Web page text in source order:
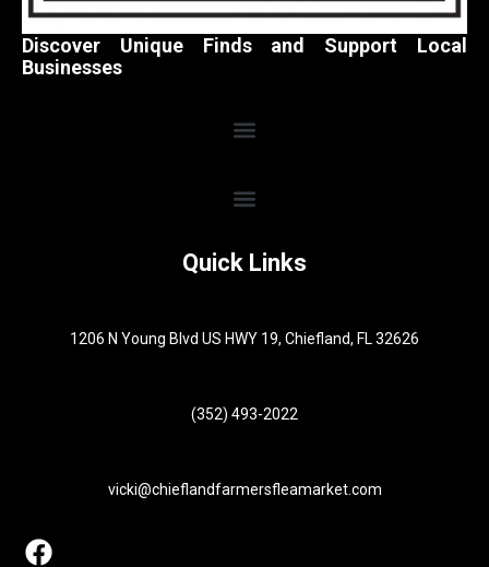
Discover Unique Finds and Support Local
Businesses
Quick Links
1206 N Young Blvd US HWY 19, Chiefland, FL 32626
(352) 493-2022
vicki@chieflandfarmersfleamarket.com